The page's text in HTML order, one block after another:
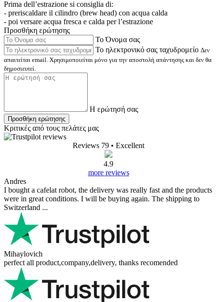
Prima dell’estrazione si consiglia di:
- preriscaldare il cilindro (brew head) con acqua calda
- poi versare acqua fresca e calda per l’estrazione
Προσθήκη ερώτησης
Το Όνομα σας
Το ηλεκτρονικό σας ταχυδρομείο Δεν
απαιτείται email. Χρησιμοποιείται μόνο για την αποστολή απάντησης και δεν θα
δημοσιευτεί.
Η ερώτησή σας
Προσθήκη ερώτησης
Κριτικές από τους πελάτες μας
Reviews 79 • Excellent
4.9
more reviews
Andres
I bought a cafelat robot, the delivery was really fast and the products
were in great conditions. I will be buying again. The shipping to
Switzerland ...
Mihaylovich
perfect all product,company,delivery, thanks recomended